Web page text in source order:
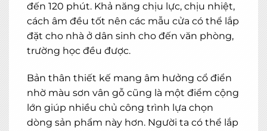
đến 120 phút. Khả năng chịu lực, chịu nhiệt,
cách âm đều tốt nên các mẫu cửa có thể lắp
đặt cho nhà ở dân sinh cho đến văn phòng,
trường học đều được.
Bản thân thiết kế mang âm hưởng cổ điển
nhờ màu sơn vân gỗ cũng là một điểm cộng
lớn giúp nhiều chủ công trình lựa chọn
dòng sản phẩm này hơn. Người ta có thể lắp